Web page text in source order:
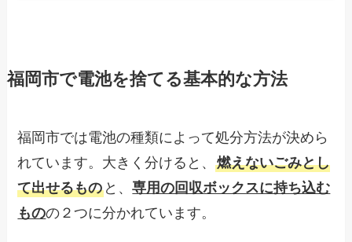
福岡市で電池を捨てる基本的な方法
福岡市では電池の種類によって処分方法が決めら
れています。大きく分けると、燃えないごみとし
て出せるもの と、専用の回収ボックスに持ち込む
ものの２つに分かれています。